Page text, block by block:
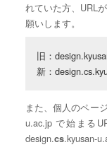
れていた方、URL
願いします。
旧：
新：
また、個人のペー
u.ac.jp で始まる
design.cs.kyusan-